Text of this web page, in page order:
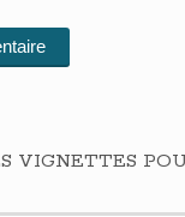
VIGNETTES